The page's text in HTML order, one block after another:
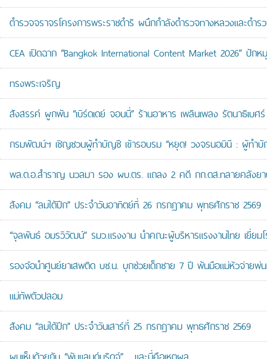
ตำรวจจราจรโครงการพระราชดำริ ผนึกกำลังตำรวจทางหลวงและตำ
CEA เปิดฉาก “Bangkok International Content Market 2026” ปั
ทรงพระเจริญ
สังสรรค์ ผูกพัน “เบิร์ดเดย์ จอนนี่” ร้านอาหาร เพลินเพลง รัตนาธิเบศ
กรมพัฒน์ฯ เชิญชวนผู้ทำบัญชี เข้ารอบรม “หยุด! วงจรนอมินี : ผู้ทำ
พล.ต.อ.สำราญ นวลมา รอง ผบ.ตร. แถลง 2 คดี กก.ดส.ทลายคลังย
สังคม “ลมใต้ปีก” ประจำวันอาทิตย์ที่ 26 กรกฎาคม พุทธศักราช 2569
“จุลพันธ์ อมรวิวัฒน์” รมว.แรงงาน นำคณะผู้บริหารแรงงานไทย เยี่ยม
รองจ๋อนำศูนย์ยาเสพติด บช.น. บุกช่วยเด็กชาย 7 ปี พ้นมือแม่หัวจ่ายพ่น
แม่ทัพตัวปลอม
สังคม “ลมใต้ปีก” ประจำวันเสาร์ที่ 25 กรกฎาคม พุทธศักราช 2569